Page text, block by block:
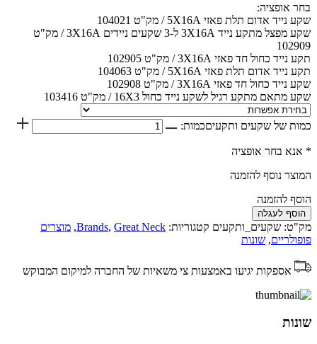
בחר אופציה:
שקע נייד אדום תלת פאזי 5X16A / מק"ט 104021
שקע מפצל מתקע נייד 3X16A ל-3 שקעים ניידים 3X16A / מק"ט
102909
תקע נייד כחול חד פאזי 3X16A / מק"ט 102905
תקע נייד אדום תלת פאזי 5X16A / מק"ט 104063
שקע נייד כחול חד פאזי 3X16A / מק"ט 102908
שקע מתאם מתקע רגיל לשקע נייד כחול 16X3 / מק"ט 103416
כמות של שקעים ותקעיםכמות:
* אנא בחר אופציה
המוצר נוסף להזמנה
הוסף להזמנה
הוסף לעגלה
מק"ט: שקעים_ותקעים קטגוריות: Brands, Great Neck
, מוצרים
פופולריים, שונות
אספקות יגיעו באמצעות צי משאיות של החברה למיקום המבוקש
שונות